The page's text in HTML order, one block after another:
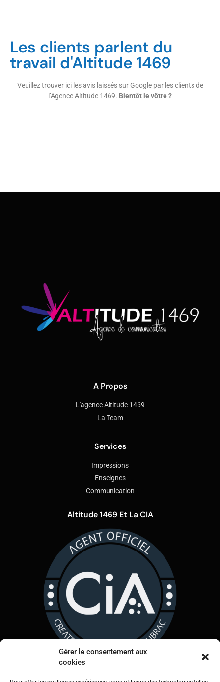
Gérer le consentement aux
cookies
Les clients parlent du
travail d'Altitude 1469
Veuillez trouver ici les avis laissés sur Google par les clients de
l’Agence Altitude 1469. Bientôt le vôtre ?
A Propos
L'agence Altitude 1469
La Team
Services
Impressions
Enseignes
Communication
Altitude 1469 Et La CIA